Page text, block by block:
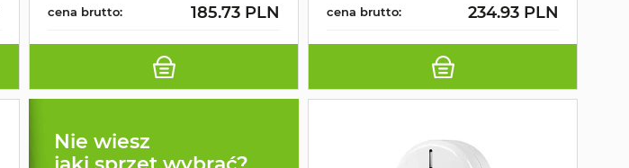
cena brutto: 185.73 PLN cena brutto: 234.93 PLN
Nie wiesz